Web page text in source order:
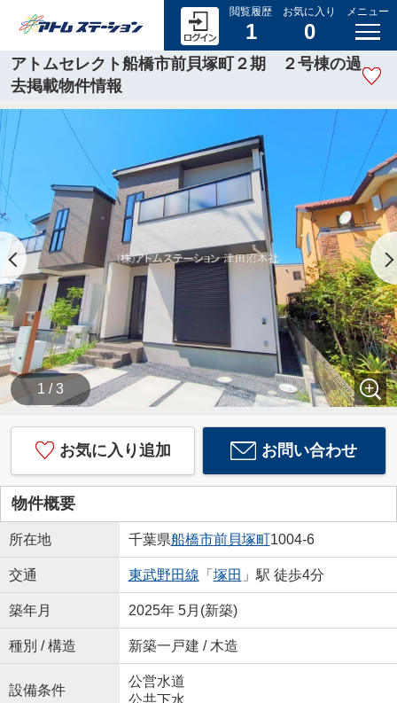
閲覧履歴
1
お気に入り
0
メニュー
アトムセレクト船橋市前貝塚町２期 ２号棟の過
去掲載物件情報
1 / 3
お気に入り追加 お問い合わせ
物件概要
所在地 千葉県船橋市前貝塚町1004-6
交通 東武野田線 「 塚田 」駅 徒歩4分
築年月 2025年 5月(新築)
種別 / 構造 新築一戸建 / 木造
設備条件
公営水道
公共下水